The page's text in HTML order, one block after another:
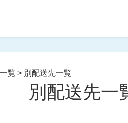
覧 > 別配送先一覧
別配送先一